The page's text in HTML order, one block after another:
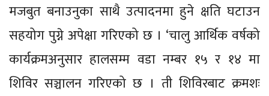
मजबुत बनाउनुका साथै उत्पादनमा हुने क्षति घटाउन
सहयोग पुग्ने अपेक्षा गरिएको छ । ‘चालु आर्थिक वर्षको
कार्यक्रमअनुसार हालसम्म वडा नम्बर १५ र १४ मा
शिविर सञ्चालन गरिएको छ । ती शिविरबाट क्रमशः